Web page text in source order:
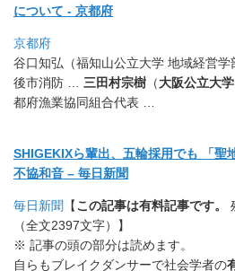
について - 京都府
京都府
谷口知弘（福知山公立大学 地域経営
後市消防 … 三田村宗樹 （大阪公立大
都府漁業協同組合代表 …
SHIGEKIXら輩出、五輪採用でも 「聖
不協和音 – 毎日新聞
毎日新聞 【この記事は有料記事です。
（全文2397文字）】
※ 記事の頭の部分は読めます。
自らもブレイクダンサーで社会学者の